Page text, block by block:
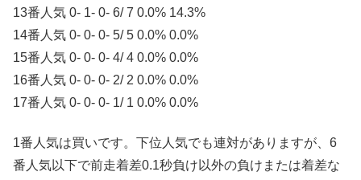
13番人気 0- 1- 0- 6/ 7 0.0% 14.3%
14番人気 0- 0- 0- 5/ 5 0.0% 0.0%
15番人気 0- 0- 0- 4/ 4 0.0% 0.0%
16番人気 0- 0- 0- 2/ 2 0.0% 0.0%
17番人気 0- 0- 0- 1/ 1 0.0% 0.0%
1番人気は買いです。下位人気でも連対がありますが、6
番人気以下で前走着差0.1秒負け以外の負けまたは着差な